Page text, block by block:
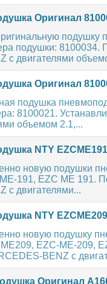
Оригинал
подушку
подушки: 8100034.
с двигателями
Оригинал
подушка
8100021.
объемом 2.1,...
NTY
новую подушки
191, EZC ME 191.
с двигателями...
NTY
новую подушку
EZC-ME-209,
BENZ с
Оригинал